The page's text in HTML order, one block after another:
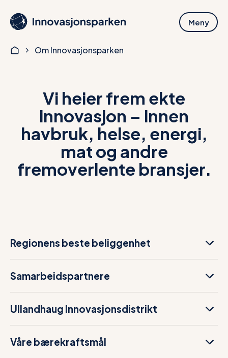
hovedinnhold
Meny
Om Innovasjonsparken
Vi heier frem ekte
innovasjon – innen
havbruk, helse, energi,
matog andre
fremoverlente bransjer.
Regionens beste beliggenhet
Samarbeidspartnere
Ullandhaug Innovasjonsdistrikt
Våre bærekraftsmål